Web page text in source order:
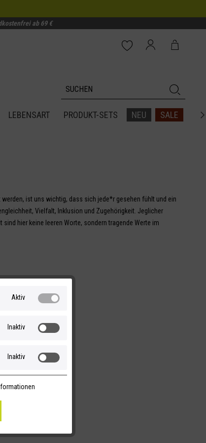
ab 69 €
LEBENSART PRODUKT-SETS NEU SALE 
ist uns wichtig, dass sich jede*r gesehen fühlt und ein
Vielfalt, Inklusion und Zugehörigkeit. Jeglicher
hier keine leeren Worte, sondern tragende Werte im
Aktiv
Inaktiv
Inaktiv